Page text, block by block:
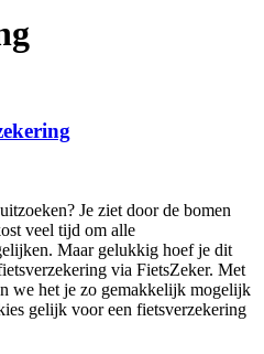
Je ziet door de bomen
veel tijd om alle
Maar gelukkig hoef je dit
via FietsZeker. Met
we het je zo gemakkelijk mogelijk
gelijk voor een fietsverzekering